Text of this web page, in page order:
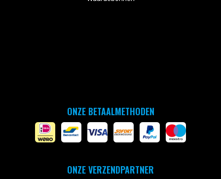
ONZE BETAALMETHODEN
ONZE VERZENDPARTNER